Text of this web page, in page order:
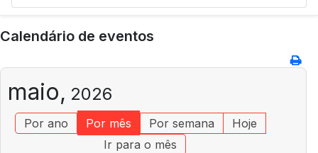
Calendário de eventos
maio, 2026
Por ano Por mês Por semana
Hoje
Ir para o mês